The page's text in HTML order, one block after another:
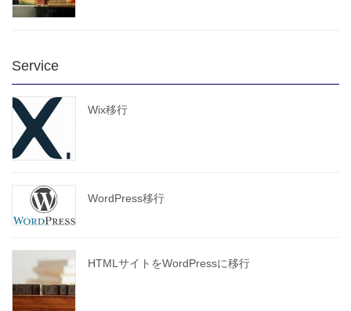
Service
Wix移行
WordPress移行
HTMLサイトをWordPressに移行